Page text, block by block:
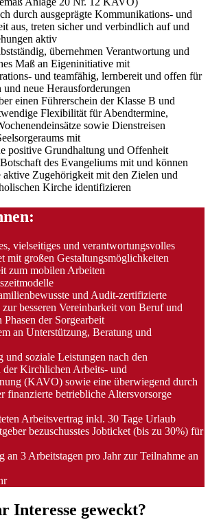
durch ausgeprägte Kommunikations- und
aus, treten sicher und verbindlich auf und
aktiv
übernehmen Verantwortung und
Maß an Eigeninitiative mit
und teamfähig, lernbereit und offen für
und neue Herausforderungen
einen Führerschein der Klasse B und
Flexibilität für Abendtermine,
sowie Dienstreisen
mit
positive Grundhaltung und Offenheit
des Evangeliums mit und können
aktive Zugehörigkeit mit den Zielen und
Kirche identifizieren
vielseitiges und verantwortungsvolles
mit großen Gestaltungsmöglichkeiten
zum mobilen Arbeiten
und Audit-zertifizierte
besseren Vereinbarkeit von Beruf und
der Sorgearbeit
an Unterstützung, Beratung und
und soziale Leistungen nach den
der Kirchlichen Arbeits- und
(KAVO) sowie eine überwiegend durch
finanzierte betriebliche Altersvorsorge
Arbeitsvertrag inkl. 30 Tage Urlaub
bezuschusstes Jobticket (bis zu 30%) für
an 3 Arbeitstagen pro Jahr zur Teilnahme an
Interesse geweckt?